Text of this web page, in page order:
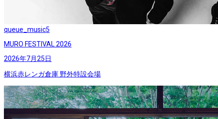
queue_music5
MURO FESTIVAL 2026
2026年7月25日
横浜赤レンガ倉庫 野外特設会場